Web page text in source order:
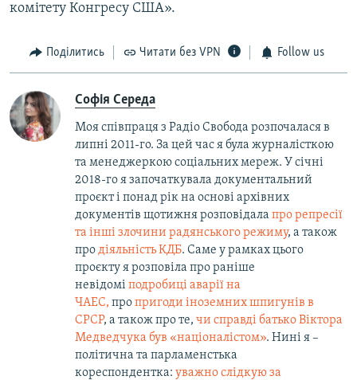
комітету Конгресу США».
Поділитись Читати без VPN Follow us
Софія Середа
Моя співпраця з Радіо Свобода розпочалася в
липні 2011-го. За цей час я була журналісткою
та менеджеркою соціальних мереж. У січні
2018-го я започаткувала документальний
проєкт і понад рік на основі архівних
документів щотижня розповідала про репресії
та інші злочини радянського режиму, а також
продіяльність КДБ. Саме у рамках цього
проєкту я розповіла про раніше
невідомі подробиці аварії на
ЧАЕС, пропригоди іноземних шпигунів в
СРСР, а також про те, чи справді батько Віктора
Медведчука був «націоналістом». Нині я –
політична та парламенстька
кореспондентка: уважно слідкую за